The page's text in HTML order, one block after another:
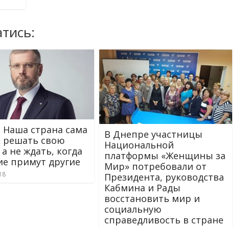
Наша страна сама
решать свою
а не ждать, когда
примут другие
В Днепре участницы
Национальной
платформы «Женщины за
Мир» потребовали от
Президента, руководства
Кабмина и Рады
восстановить мир и
социальную
справедливость в стране